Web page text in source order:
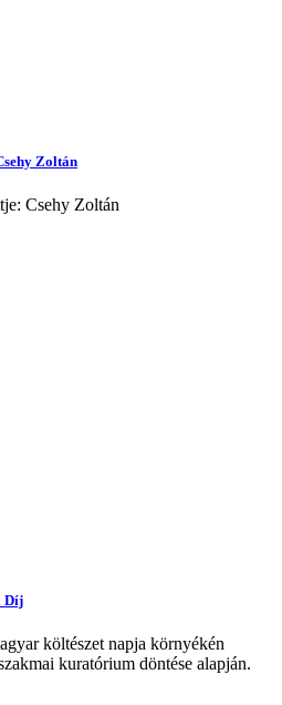
Zoltán
Csehy Zoltán
Díj
költészet napja környékén
kuratórium döntése alapján.